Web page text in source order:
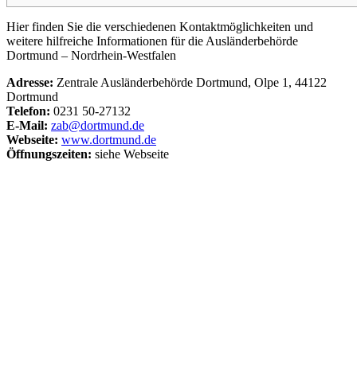
Hier finden Sie die verschiedenen Kontaktmöglichkeiten und
weitere hilfreiche Informationen für die Ausländerbehörde
Dortmund – Nordrhein-Westfalen
Adresse: Zentrale Ausländerbehörde Dortmund, Olpe 1, 44122
Dortmund
Telefon: 0231 50-27132
E-Mail: zab@dortmund.de
Webseite: www.dortmund.de
Öffnungszeiten: siehe Webseite